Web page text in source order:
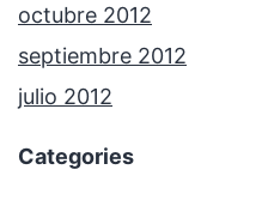
octubre 2012
septiembre 2012
julio 2012
Categories